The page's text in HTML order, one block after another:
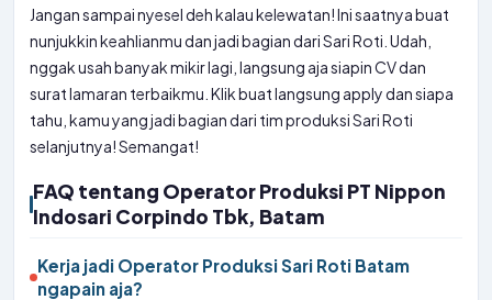
Jangan sampai nyesel deh kalau kelewatan! Ini saatnya buat
nunjukkin keahlianmu dan jadi bagian dari Sari Roti. Udah,
nggak usah banyak mikir lagi, langsung aja siapin CV dan
surat lamaran terbaikmu. Klik buat langsung apply dan siapa
tahu, kamu yang jadi bagian dari tim produksi Sari Roti
selanjutnya! Semangat!
FAQ tentang Operator Produksi PT Nippon
Indosari Corpindo Tbk, Batam
Kerja jadi Operator Produksi Sari Roti Batam
ngapain aja?